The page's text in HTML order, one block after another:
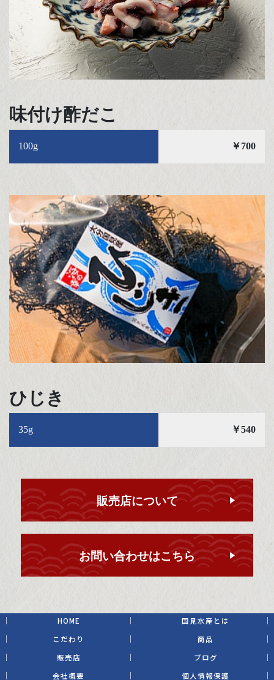
味付け酢だこ
100g ￥700
ひじき
35g ￥540
販売店について
お問い合わせはこちら
HOME
国見水産とは
こだわり
商品
販売店
ブログ
会社概要
個人情報保護